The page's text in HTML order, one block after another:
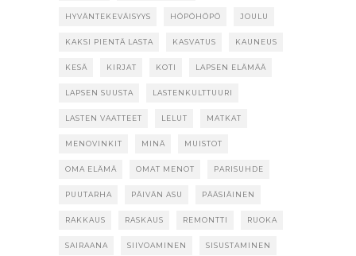
HYVÄNTEKEVÄISYYS HÖPÖHÖPÖ JOULU
KAKSI PIENTÄ LASTA KASVATUS KAUNEUS
KESÄ KIRJAT KOTI LAPSEN ELÄMÄÄ
LAPSEN SUUSTA LASTENKULTTUURI
LASTEN VAATTEET LELUT MATKAT
MENOVINKIT MINÄ MUISTOT
OMA ELÄMÄ OMAT MENOT PARISUHDE
PUUTARHA PÄIVÄN ASU PÄÄSIÄINEN
RAKKAUS RASKAUS REMONTTI RUOKA
SAIRAANA SIIVOAMINEN SISUSTAMINEN